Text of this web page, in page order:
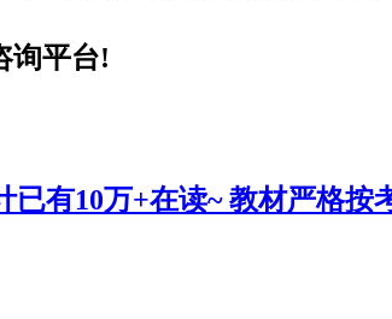
询平台!
有10万+在读~ 教材严格